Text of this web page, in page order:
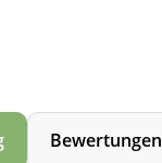
Bewertungen